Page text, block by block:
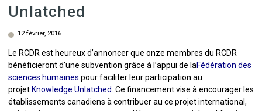
Unlatched
12 février, 2016
Le RCDR est heureux d’annoncer que onze membres du RCDR
bénéficieront d'une subvention grâce à l’appui de laFédération des
sciences humaines pour faciliter leur participation au
projet Knowledge Unlatched. Ce financement vise à encourager les
établissements canadiens à contribuer au ce projet international,